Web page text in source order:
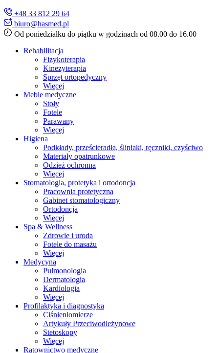
+48 33 812 29 64
biuro@hasmed.pl
Od poniedziałku do piątku w godzinach od 08.00 do 16.00
Rehabilitacja
Fizykoterapia
Kinezyterapia
Sprzęt ortopedyczny
Więcej
Meble medyczne
Stoły
Fotele
Parawany
Więcej
Higiena
Podkłady, prześcieradła, śliniaki, ręczniki, czyściwo
Materiały opatrunkowe
Odzież ochronna
Więcej
Stomatologia, protetyka i ortodoncja
Pracownia protetyczna
Gabinet stomatologiczny
Ortodoncja
Więcej
Spa & Wellness
Zdrowie i uroda
Fotele do masażu
Więcej
Medycyna
Pulmonologia
Dermatologia
Kardiologia
Więcej
Profilaktyka i diagnostyka
Ciśnieniomierze
Artykuły Przeciwodleżynowe
Stetoskopy
Więcej
Ratownictwo medyczne